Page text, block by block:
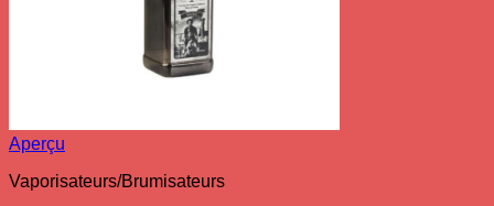
Aperçu
Vaporisateurs/Brumisateurs